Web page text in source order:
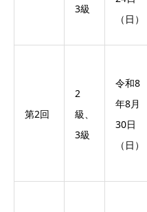
3級
（日）
第2回
2
級、
3級
令和8
年8月
30日
（日）